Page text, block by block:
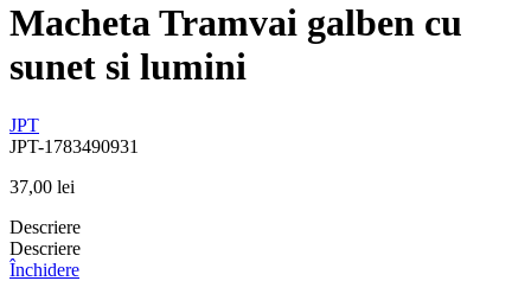
Macheta Tramvai galben cu
sunet si lumini
JPT
JPT-1783490931
37,00 lei
Descriere
Descriere
Închidere